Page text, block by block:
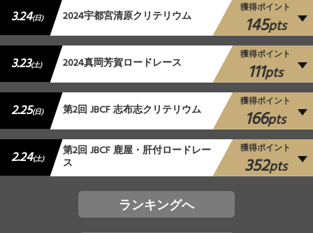
3.24(日) 2024宇都宮清原クリテリウム
獲得ポイント
145pts
3.23(土) 2024真岡芳賀ロードレース
獲得ポイント
111pts
2.25(日) 第2回 JBCF 志布志クリテリウム
獲得ポイント
166pts
2.24(土) 第2回 JBCF 鹿屋・肝付ロードレー
ス
獲得ポイント
352pts
ランキングへ